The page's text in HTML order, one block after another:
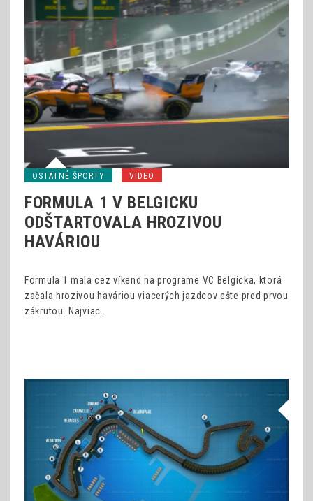
OSTATNÉ ŠPORTY VIDEO
FORMULA 1 V BELGICKU
ODŠTARTOVALA HROZIVOU
HAVÁRIOU
Formula 1 mala cez víkend na programe VC Belgicka, ktorá
začala hrozivou haváriou viacerých jazdcov ešte pred prvou
zákrutou. Najviac…